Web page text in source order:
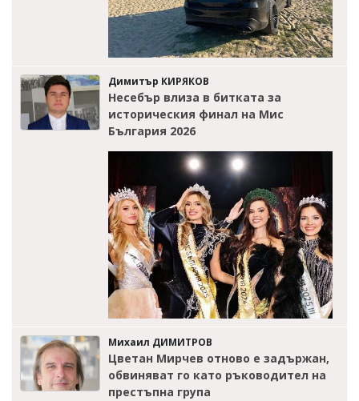
Димитър КИРЯКОВ
Несебър влиза в битката за
историческия финал на Мис
България 2026
Михаил ДИМИТРОВ
Цветан Мирчев отново е задържан,
обвиняват го като ръководител на
престъпна група